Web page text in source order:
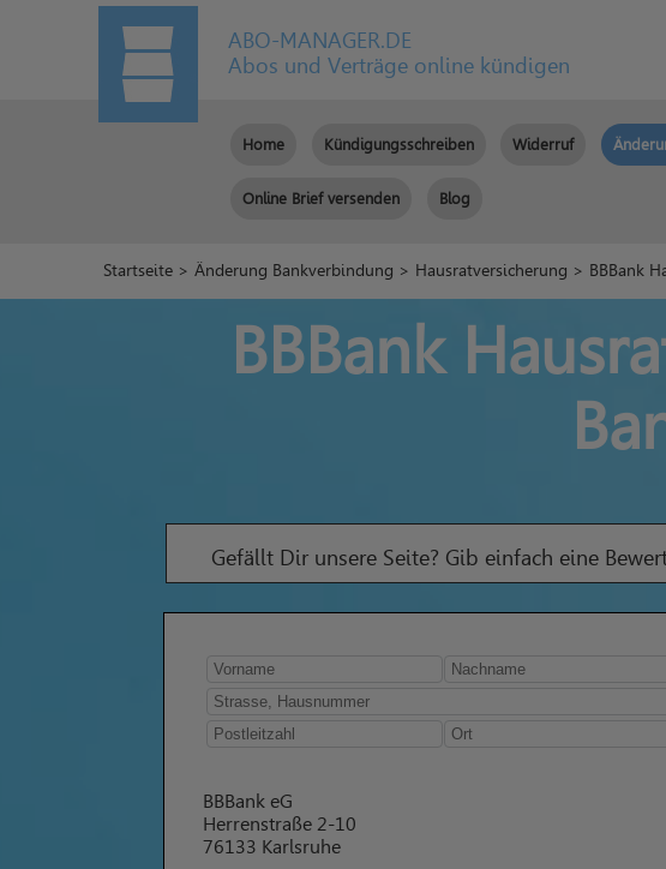
ABO-MANAGER.DE
Abos und Verträge online kündigen
Home Kündigungsschreiben Widerruf
Online Brief versenden Blog
Startseite >Änderung Bankverbindung > Hausratversicherung > BBBank
BBBank
Gefällt Dir unsere Seite? Gib einfach eine
BBBank eG
Herrenstraße 2-10
76133 Karlsruhe